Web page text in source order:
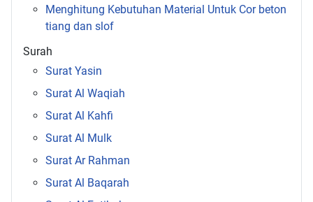
Menghitung Kebutuhan Material Untuk Cor beton
tiang dan slof
Surah
Surat Yasin
Surat Al Waqiah
Surat Al Kahfi
Surat Al Mulk
Surat Ar Rahman
Surat Al Baqarah